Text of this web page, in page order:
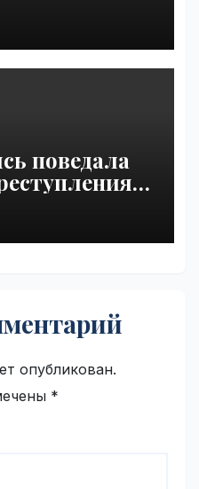
| VseTime.ru
поведала
|
опубликован.
*